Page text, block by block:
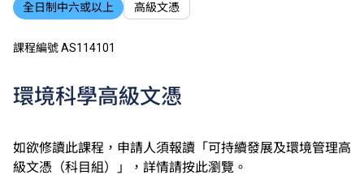
全日制中六或以上 高級文憑
課程編號 AS114101
環境科學高級文憑
如欲修讀此課程，申請人須報讀「可持續發展及環境管理高
級文憑（科目組）」，詳情請按此瀏覽。